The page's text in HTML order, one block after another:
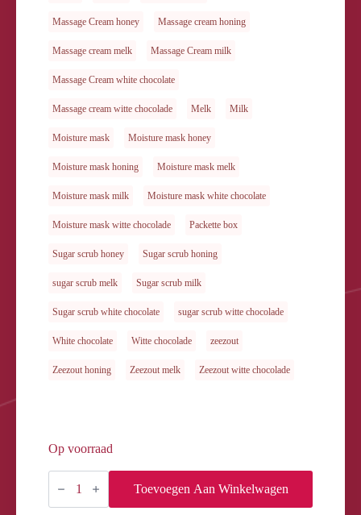
Massage Cream honey Massage cream honing
Massage cream melk Massage Cream milk
Massage Cream white chocolate
Massage cream witte chocolade Melk Milk
Moisture mask Moisture mask honey
Moisture mask honing Moisture mask melk
Moisture mask milk Moisture mask white chocolate
Moisture mask witte chocolade Packette box
Sugar scrub honey Sugar scrub honing
sugar scrub melk Sugar scrub milk
Sugar scrub white chocolate sugar scrub witte chocolade
White chocolate Witte chocolade zeezout
Zeezout honing Zeezout melk Zeezout witte chocolade
Op voorraad
BCL
SPA
Toevoegen Aan Winkelwagen